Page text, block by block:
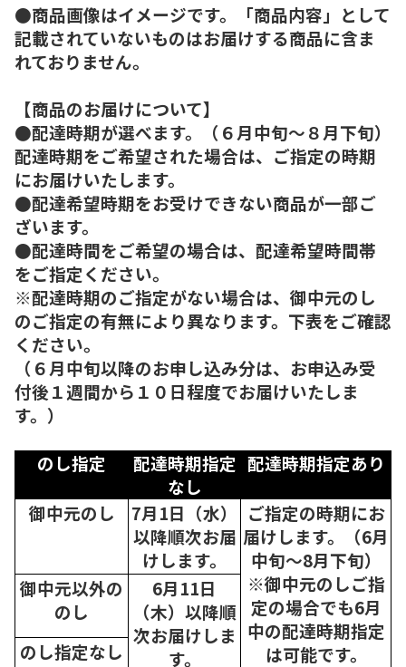
●商品画像はイメージです。「商品内容」として
記載されていないものはお届けする商品に含ま
れておりません。
【商品のお届けについて】
●配達時期が選べます。（６月中旬～８月下旬）
配達時期をご希望された場合は、ご指定の時期
にお届けいたします。
●配達希望時期をお受けできない商品が一部ご
ざいます。
●配達時間をご希望の場合は、配達希望時間帯
をご指定ください。
※配達時期のご指定がない場合は、御中元のし
のご指定の有無により異なります。下表をご確認
ください。
（６月中旬以降のお申し込み分は、お申込み受
付後１週間から１０日程度でお届けいたしま
す。）
のし指定
配達時期指定
なし
配達時期指定あり
御中元のし
7月1日（水）
以降順次お届
けします。
ご指定の時期にお
届けします。（6月
中旬～8月下旬）
※御中元のしご指
定の場合でも6月
中の配達時期指定
は可能です。
御中元以外の
のし
6月11日
（木）以降順
次お届けしま
す。
のし指定なし